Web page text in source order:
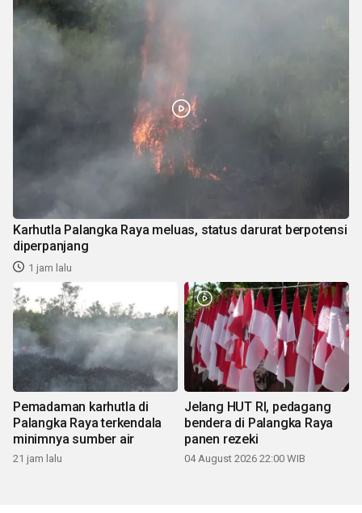
Karhutla Palangka Raya meluas, status darurat berpotensi
diperpanjang
1 jam lalu
Pemadaman karhutla di
Palangka Raya terkendala
minimnya sumber air
21 jam lalu
Jelang HUT RI, pedagang
bendera di Palangka Raya
panen rezeki
04 August 2026 22:00 WIB